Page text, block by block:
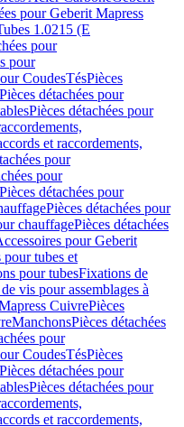
pour Geberit Mapress
1.0215 (E
pour
pour
CoudesTésPièces
Pièces détachées pour
Pièces détachées pour
et raccordements,
pour
pour
Pièces détachées pour
Pièces détachées pour
chauffagePièces détachées
pour Geberit
pour tubes et
pour tubesFixations de
vis pour assemblages à
CuivrePièces
ManchonsPièces détachées
pour
CoudesTésPièces
Pièces détachées pour
Pièces détachées pour
et raccordements,